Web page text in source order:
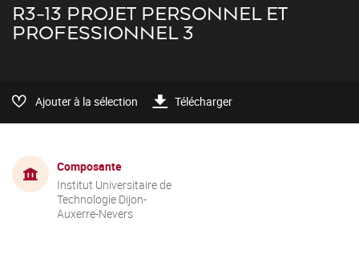
R3-13 PROJET PERSONNEL ET
PROFESSIONNEL 3
Ajouter à la sélection Télécharger
Composante
Institut Universitaire de
Technologie Dijon-
Auxerre-Nevers